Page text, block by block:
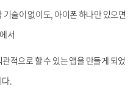
술이 없이도, 아이폰 하나만 있으면
서
적으로 할 수 있는 앱을 만들게 되었
다.